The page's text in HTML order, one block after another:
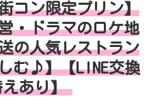
コン限定プリン】
・ドラマのロケ地
の人気レストラン
む♪】【LINE交換
あり】